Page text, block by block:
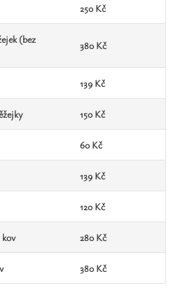
250 Kč
(bez
380 Kč
139 Kč
150 Kč
60 Kč
139 Kč
120 Kč
280 Kč
380 Kč